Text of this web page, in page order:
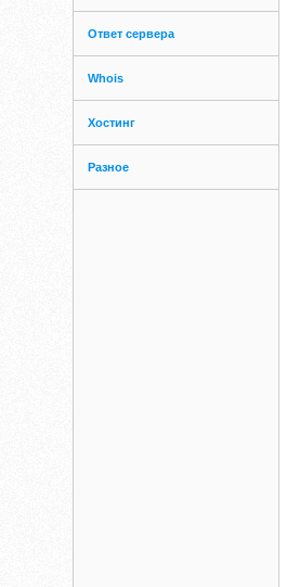
Ответ сервера
Whois
Хостинг
Разное